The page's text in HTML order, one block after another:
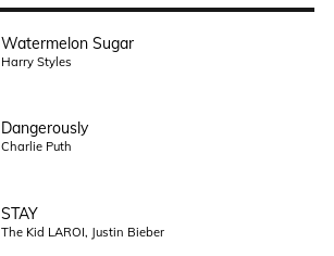
Watermelon Sugar
Harry Styles
Dangerously
Charlie Puth
STAY
The Kid LAROI, Justin Bieber